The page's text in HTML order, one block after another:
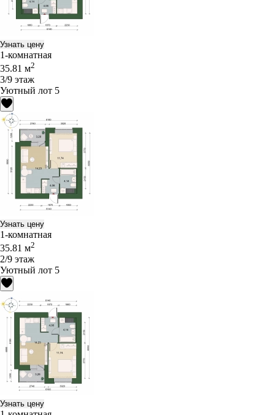
Узнать цену
1-комнатная
35.81 м2
3/9 этаж
Уютный лот 5
Узнать цену
1-комнатная
35.81 м2
2/9 этаж
Уютный лот 5
Узнать цену